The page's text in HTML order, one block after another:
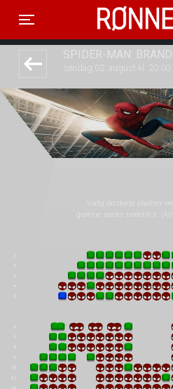
Toggle navigation
Rønne Bio
SPIDER-MAN:
søndag 02. august kl. 20:00
Vælg ønskede pladser
grønne sæder nedenfor.
front03-cc